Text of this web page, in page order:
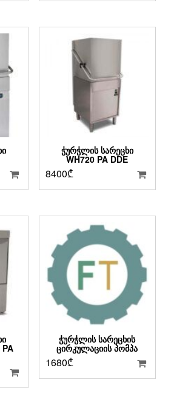
ᲭᲣᲠᲭᲚᲘᲡ ᲡᲐᲠᲔᲪᲮᲘ
WH720 PA DDE
8400₾
ᲭᲣᲠᲭᲚᲘᲡ ᲡᲐᲠᲔᲪᲮᲘᲡ
ᲪᲘᲠᲙᲣᲚᲐᲪᲘᲘᲡ ᲞᲝᲛᲞᲐ
1680₾